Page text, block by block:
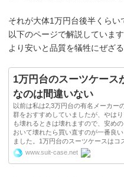
それが大体1万円台後半くら
以下のページで解説していま
より安いと品質を犠牲にぜざ
1万円台のスーツケース
なのは間違いない
以前は私は2,3万円台の有名メーカー
群をおすすめしていましたが、やは
も壊れるときは壊れますので、安め
おいて壊れたら買い直すのが一番良
ました。1万円台のスーツケースはコ
www.suit-case.net